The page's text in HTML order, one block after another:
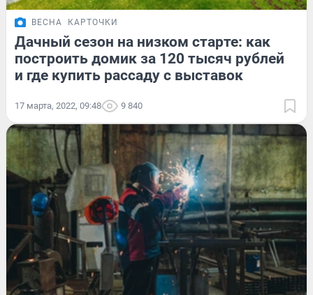
ВЕСНА КАРТОЧКИ
Дачный сезон на низком старте: как
построить домик за 120 тысяч рублей
и где купить рассаду с выставок
17 марта, 2022, 09:48 9 840